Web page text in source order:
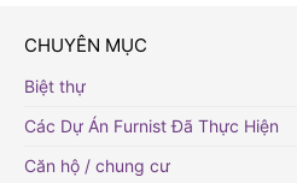
CHUYÊN MỤC
Biệt thự
Các Dự Án Furnist Đã Thực Hiện
Căn hộ / chung cư